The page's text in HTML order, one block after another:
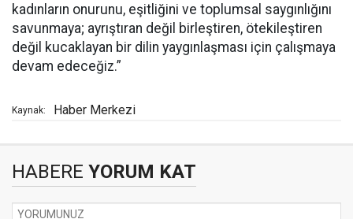
kadınların onurunu, eşitliğini ve toplumsal saygınlığını
savunmaya; ayrıştıran değil birleştiren, ötekileştiren
değil kucaklayan bir dilin yaygınlaşması için çalışmaya
devam edeceğiz.”
Kaynak: Haber Merkezi
HABERE YORUM KAT